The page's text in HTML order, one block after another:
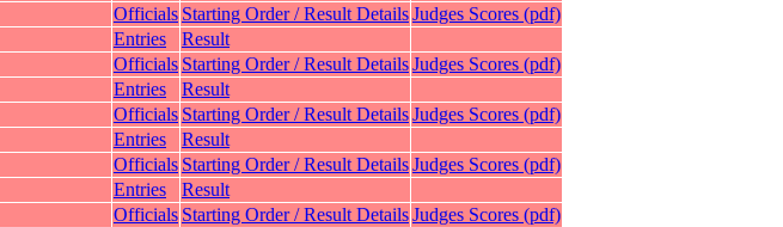
Officials Starting Order / Result DetailsJudges Scores (pdf)
Entries
Result
Officials Starting Order / Result DetailsJudges Scores (pdf)
Entries
Result
Officials Starting Order / Result DetailsJudges Scores (pdf)
Entries
Result
Officials Starting Order / Result DetailsJudges Scores (pdf)
Entries
Result
Officials Starting Order / Result DetailsJudges Scores (pdf)